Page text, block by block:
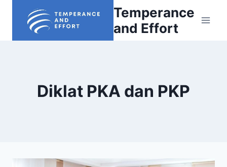
Temperance
and Effort
Diklat PKA dan PKP